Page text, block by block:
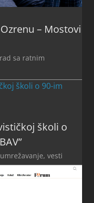
– Mostovi
rad sa ratnim
školi o
,vesti